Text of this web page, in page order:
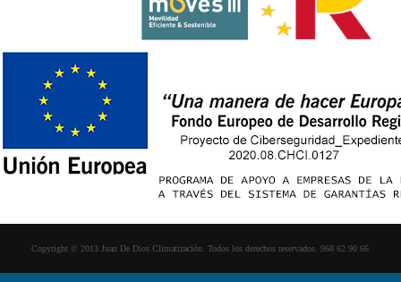
Copyright © 2013 Juan De Dios Climatización. Todos los derechos reservados. 968 62 90 66